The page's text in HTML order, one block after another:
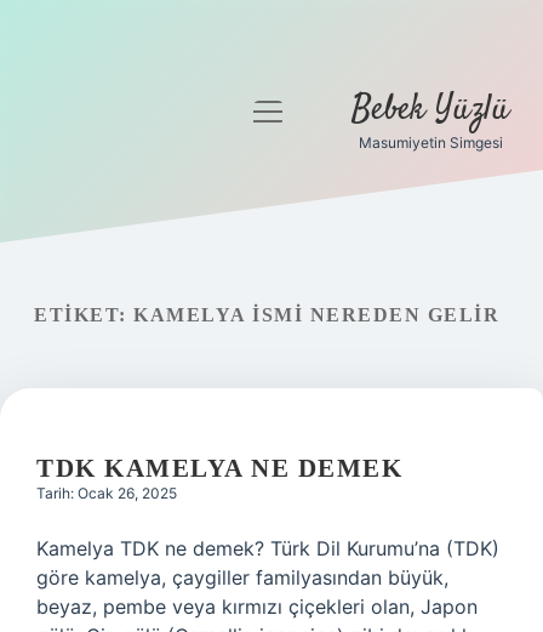
Gizlilik Politikası
menüyü
Bebek Yüzlü
Masumiyetin Simgesi
ETIKET: KAMELYA ISMI NEREDEN GELIR
TDK KAMELYA NE DEMEK
Tarih: Ocak 26, 2025
Kamelya TDK ne demek? Türk Dil Kurumu’na (TDK)
göre kamelya, çaygiller familyasından büyük,
beyaz, pembe veya kırmızı çiçekleri olan, Japon